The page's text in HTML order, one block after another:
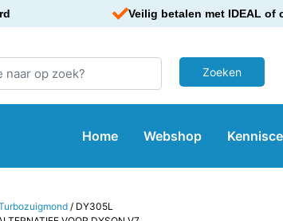
Veilig betalen met IDEAL of
Home Webshop
/ DY305L